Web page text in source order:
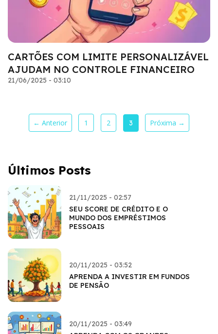
CARTÕES COM LIMITE PERSONALIZÁVEL
AJUDAM NO CONTROLE FINANCEIRO
21/06/2025 - 03:10
← Anterior 1 2 3 Próxima →
Últimos Posts
21/11/2025 - 02:57
SEU SCORE DE CRÉDITO E O
MUNDO DOS EMPRÉSTIMOS
PESSOAIS
20/11/2025 - 03:52
APRENDA A INVESTIR EM FUNDOS
DE PENSÃO
20/11/2025 - 03:49